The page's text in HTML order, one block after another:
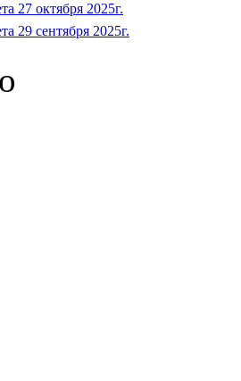
27 октября 2025г.
29 сентября 2025г.